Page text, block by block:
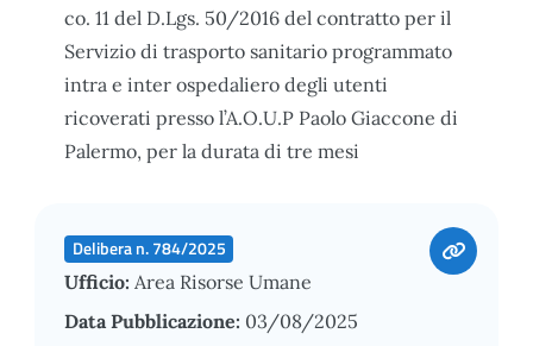
co. 11 del D.Lgs. 50/2016 del contratto per il
Servizio di trasporto sanitario programmato
intra e inter ospedaliero degli utenti
ricoverati presso l’A.O.U.P Paolo Giaccone di
Palermo, per la durata di tre mesi
Delibera n. 784/2025
Ufficio: Area Risorse Umane
Data Pubblicazione: 03/08/2025